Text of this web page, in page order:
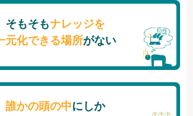
そもそもナレッジを
元化できる場所がない
誰かの頭の中にしか